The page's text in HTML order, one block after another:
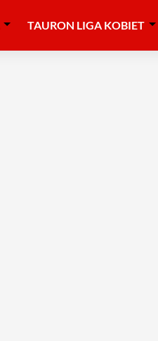
TAURON LIGA KOBIET